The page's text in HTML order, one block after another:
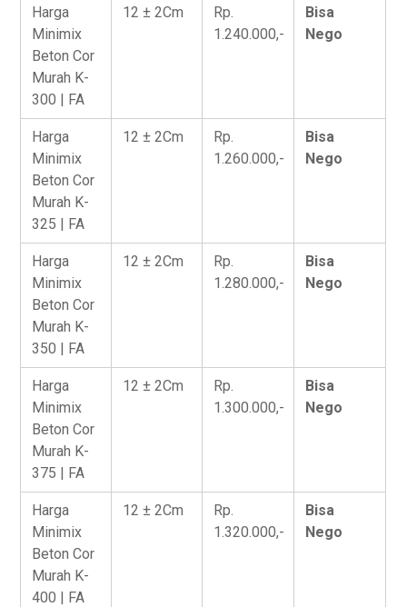
Harga
Minimix
Beton Cor
Murah K-
300 | FA
12 ± 2Cm
Rp.
1.240.000,-
Bisa
Nego
Harga
Minimix
Beton Cor
Murah K-
325 | FA
12 ± 2Cm
Rp.
1.260.000,-
Bisa
Nego
Harga
Minimix
Beton Cor
Murah K-
350 | FA
12 ± 2Cm
Rp.
1.280.000,-
Bisa
Nego
Harga
Minimix
Beton Cor
Murah K-
375 | FA
12 ± 2Cm
Rp.
1.300.000,-
Bisa
Nego
Harga
Minimix
Beton Cor
Murah K-
400 | FA
12 ± 2Cm
Rp.
1.320.000,-
Bisa
Nego